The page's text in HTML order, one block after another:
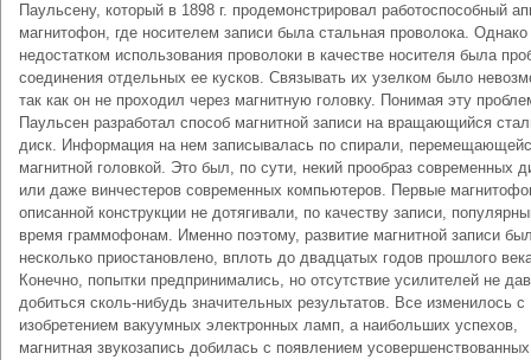
Паульсену, который в 1898 г. продемонстрировал работоспособный
магнитофон, где носителем записи была стальная проволока. Однако
недостатком использования проволоки в качестве носителя была
соединения отдельных ее кусков. Связывать их узелком было
так как он не проходил через магнитную головку. Понимая эту
Паульсен разработал способ магнитной записи на вращающийся
диск. Информация на нем записывалась по спирали,
магнитной головкой. Это был, по сути, некий прообраз современных
или даже винчестеров современных компьютеров. Первые
описанной конструкции не дотягивали, по качеству записи,
время граммофонам. Именно поэтому, развитие магнитной записи
несколько приостановлено, вплоть до двадцатых годов прошлого
Конечно, попытки предпринимались, но отсутствие усилителей не
добиться сколь-нибудь значительных результатов. Все изменилось с
изобретением вакуумных электронных ламп, а наибольших успехов,
магнитная звукозапись добилась с появлением усовершенствованных